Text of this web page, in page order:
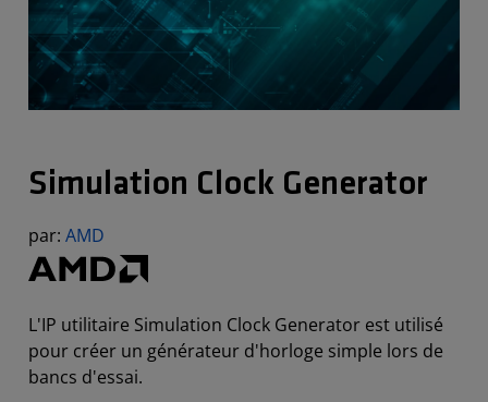
Simulation Clock Generator
par: AMD
L'IP utilitaire Simulation Clock Generator est utilisé
pour créer un générateur d'horloge simple lors de
bancs d'essai.